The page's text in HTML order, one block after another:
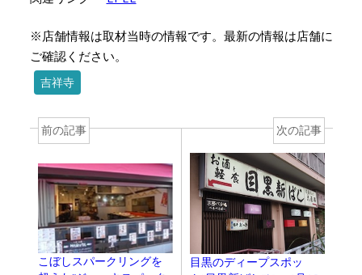
※店舗情報は取材当時の情報です。最新の情報は店舗に
ご確認ください。
吉祥寺
前の記事
こぼしスパークリングを
次の記事
目黒のディープスポッ